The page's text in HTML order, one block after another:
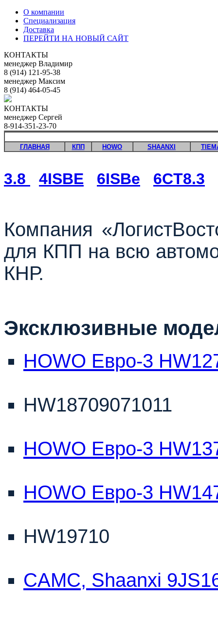
О компании
Специализация
Доставка
ПЕРЕЙТИ НА НОВЫЙ САЙТ
КОНТАКТЫ
менеджер Владимир
8 (914) 121-95-38
менеджер Максим
8 (914) 464-05-45
КОНТАКТЫ
менеджер Сергей
8-914-351-23-70
ГЛАВНАЯ КПП HOWO SHAANXI
3.8 4ISBE 6ISBe 6CT8.3
Компания
для КПП на всю
КНР.
Эксклюзивные
HOWO Евро-3
HW18709071011
HOWO Евро-3
HOWO Евро-3
HW19710
CAMC, Shaanxi